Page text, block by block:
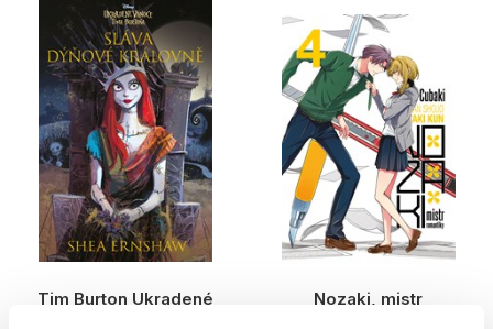
Tim Burton Ukradené
Nozaki, mistr